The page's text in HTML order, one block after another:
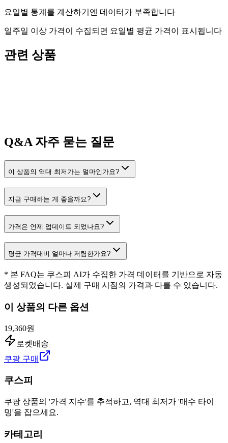
요일별 통계를 계산하기엔 데이터가 부족합니다
일주일 이상 가격이 수집되면 요일별 평균 가격이 표시됩니다
관련 상품
Q&A자주 묻는 질문
이 상품의 역대 최저가는 얼마인가요?
지금 구매하는 게 좋을까요?
가격은 언제 업데이트 되었나요?
평균 가격대비 얼마나 저렴한가요?
* 본 FAQ는 쿠스피 AI가 수집한 가격 데이터를 기반으로 자동
생성되었습니다. 실제 구매 시점의 가격과 다를 수 있습니다.
이 상품의 다른 옵션
19,360원
로켓배송
쿠팡 구매
쿠스피
쿠팡 상품의 '가격 지수'를 추적하고, 역대 최저가 '매수 타이
밍'을 잡으세요.
카테고리